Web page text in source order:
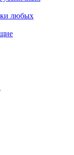
любых